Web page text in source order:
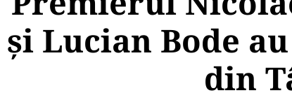
şi Lucian Bode
din